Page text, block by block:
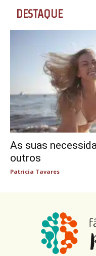
DESTAQUE
As suas
outros
Patricia Tavares